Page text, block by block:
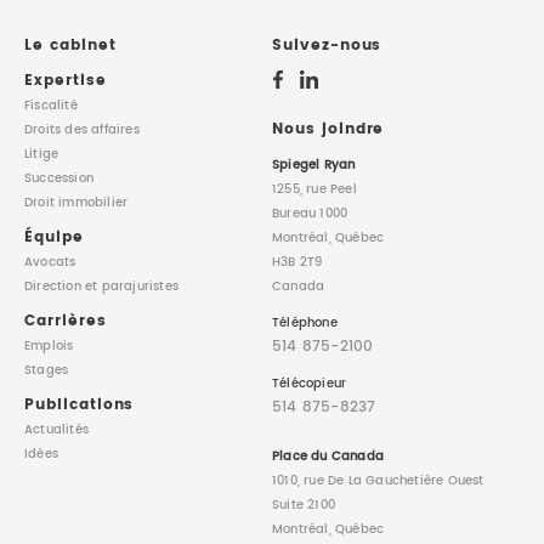
PROPRIÉTÉ INTELLECTUELLE
DROIT DE LA FAMILLE
Le cabinet
Expertise
Fiscalité
Droits des affaires
Litige
Succession
Droit immobilier
Équipe
Avocats
Directionet parajuristes
Carrières
Emplois
Stages
Publications
Actualités
Idées
Suivez-nous
Nous joindre
Spiegel Ryan
1255, rue Peel
Bureau 1000
Montréal, Québec
H3B 2T9
Canada
Téléphone
514 875-2100
Télécopieur
514 875-8237
Place du Canada
1010, rue De La Gauchetière Ouest
Suite 2100
Montréal, Québec